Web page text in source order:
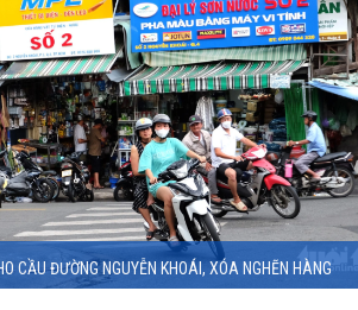
CẦU ĐƯỜNG NGUYỄN KHOÁI, XÓA NGHẼN HÀNG